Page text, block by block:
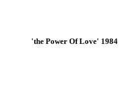
'the Power Of Love' 1984